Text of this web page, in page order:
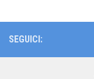
SEGUICI: